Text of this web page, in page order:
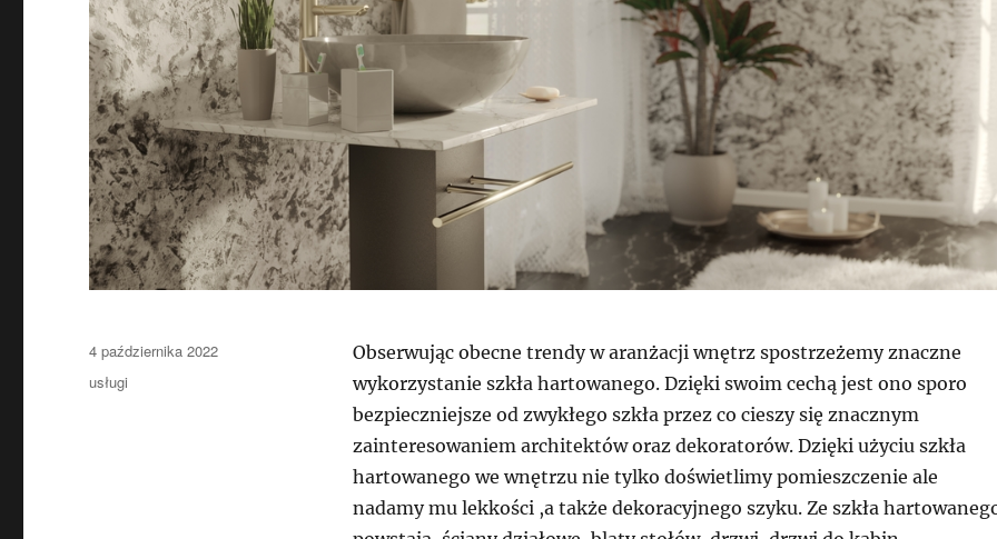
Obserwując obecne trendy w aranżacji wnętrz spostrzeżemy znaczne
wykorzystanie szkła hartowanego. Dzięki swoim cechą jest ono sporo
bezpieczniejsze od zwykłego szkła przez co cieszy się znacznym
zainteresowaniem architektów oraz dekoratorów. Dzięki użyciu szkła
hartowanego we wnętrzu nie tylko doświetlimy pomieszczenie ale
nadamy mu lekkości ,a także dekoracyjnego szyku. Ze szkła
Data
publikacji
4 października 2022
Kategorie
usługi